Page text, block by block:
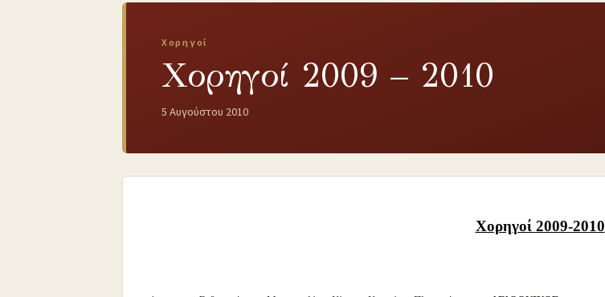
Χορηγοί
Χορηγοί 2009 – 2010
5 Αυγούστου 2010
Χορηγοί 2009-2010